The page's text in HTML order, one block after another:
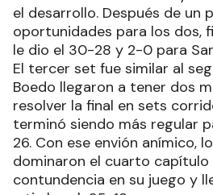
el desarrollo. Después de un
oportunidades para los dos,
le dio el 30-28 y 2-0 para
El tercer set fue similar al
Boedo llegaron a tener dos
resolver la final en sets
terminó siendo más regular
26. Con ese envión anímico,
dominaron el cuarto capítulo
contundencia en su juego y